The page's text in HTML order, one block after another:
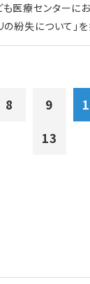
も医療センターに
紛失について」
8 9
13